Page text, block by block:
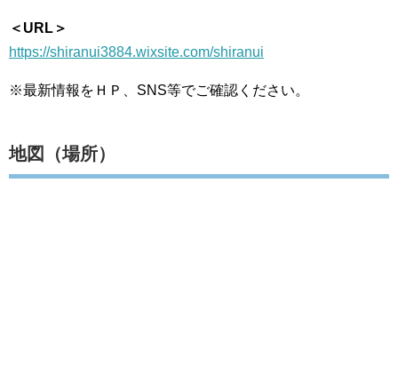
＜URL＞
https://shiranui3884.wixsite.com/shiranui
※最新情報をＨＰ、SNS等でご確認ください。
地図（場所）